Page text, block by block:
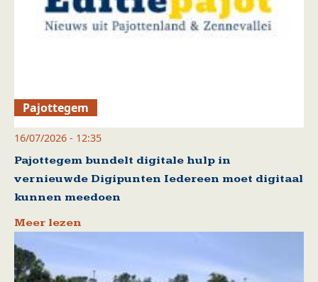
Pajottegem
16/07/2026 - 12:35
Pajottegem bundelt digitale hulp in
vernieuwde Digipunten Iedereen moet digitaal
kunnen meedoen
Meer lezen